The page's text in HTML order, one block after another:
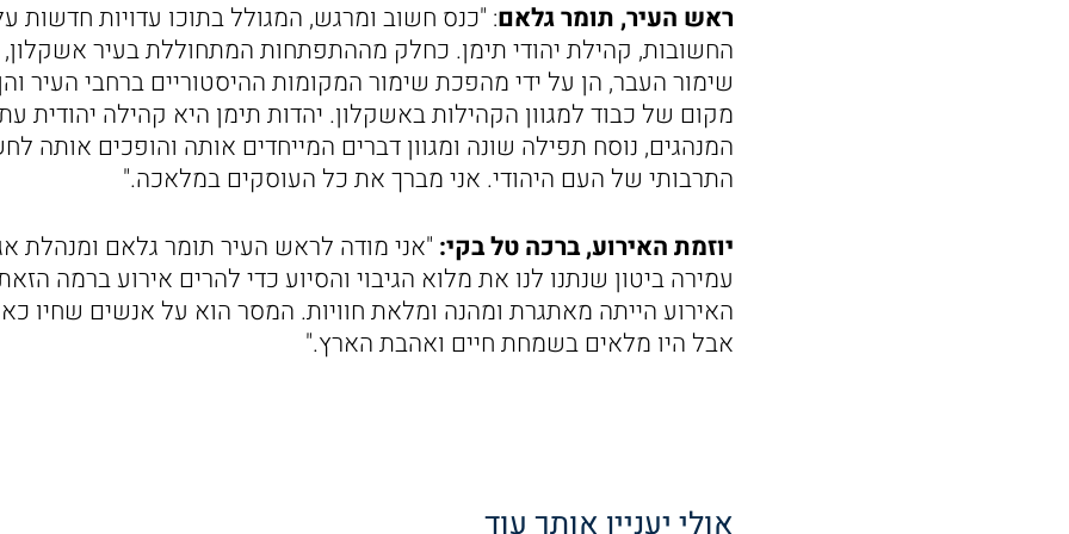
ראש העיר, תומר גלאם: "כנס חשוב ומרגש, המגולל בתוכו עדויות חדשות
החשובות, קהילת יהודי תימן. כחלק מההתפתחות המתחוללת בעיר
שימור העבר, הן על ידי מהפכת שימור המקומות ההיסטוריים ברחבי העיר
מקום של כבוד למגוון הקהילות באשקלון. יהדות תימן היא קהילה יהודית
המנהגים, נוסח תפילה שונה ומגוון דברים המייחדים אותה והופכים אותה
התרבותי של העם היהודי. אני מברך את כל העוסקים במלאכה."
יוזמת האירוע, ברכה טל בקי: "אני מודה לראש העיר תומר גלאם ומנהלת
עמירה ביטון שנתנו לנו את מלוא הגיבוי והסיוע כדי להרים אירוע ברמה
האירוע הייתה מאתגרת ומהנה ומלאת חוויות. המסר הוא על אנשים שחיו
אבל היו מלאים בשמחת חיים ואהבת הארץ."
אולי יעניין אותך עוד